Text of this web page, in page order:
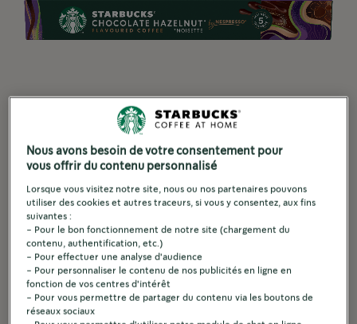
Starbucks® Chocolate Hazelnut
Starbucks®by Nespresso ®
TORRÉFACTION BLONDE
En savoir plus
Nous avons besoin de votre consentement pour
vous offrir du contenu personnalisé
Lorsque vous visitez notre site, nous ou nos partenaires pouvons
utiliser des cookies et autres traceurs, si vous y consentez, aux fins
suivantes :
- Pour le bon fonctionnement de notre site (chargement du
contenu, authentification, etc.)
- Pour effectuer une analyse d'audience
- Pour personnaliser le contenu de nos publicités en ligne en
fonction de vos centres d'intérêt
- Pour vous permettre de partager du contenu via les boutons de
réseaux sociaux